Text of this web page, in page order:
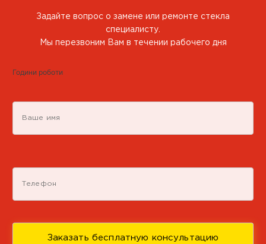
г. Днепр, пр-т Богдана
Хмельницкого, 156
Маршрут Google Map Подробнее
+38 050 851 92 20
Пн-Пт 09:00-16:00
Задайте вопрос о замене или ремонте стекла
специалисту.
Мы перезвоним Вам в течении рабочего дня
Години роботи